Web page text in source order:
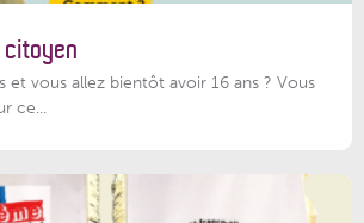
citoyen
et vous allez bientôt avoir 16 ans ? Vous
ce...